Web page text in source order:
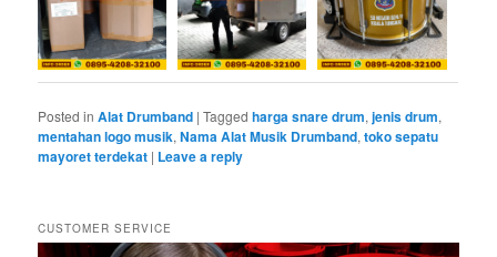
Posted in Alat Drumband |Tagged harga snare drum,jenis drum,
mentahan logo musik,Nama Alat Musik Drumband,toko sepatu
mayoret terdekat | Leave a reply
CUSTOMER SERVICE